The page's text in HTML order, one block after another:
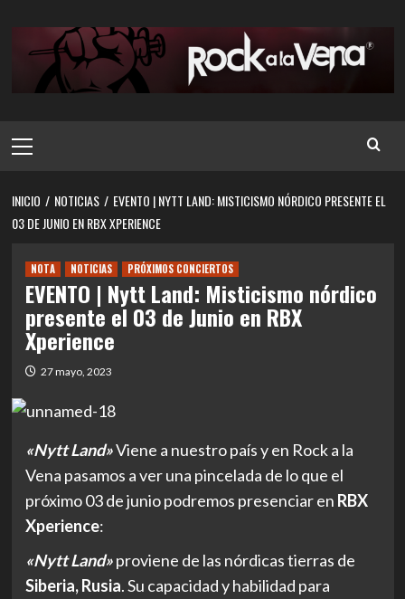
contenido
principal
INICIO NOTICIAS
EVENTO | NYTT LAND: MISTICISMO NÓRDICO PRESENTE EL
03 DE JUNIO EN RBX XPERIENCE
NOTA NOTICIAS PRÓXIMOS CONCIERTOS
EVENTO | Nytt Land: Misticismo nórdico
presente el 03 de Junio en RBX
Xperience
27 mayo, 2023
«Nytt Land»Viene a nuestro país y en Rock a la
Vena pasamos a ver una pincelada de lo que el
próximo 03 de junio podremos presenciar en RBX
Xperience:
«Nytt Land»proviene de las nórdicas tierras de
Siberia, Rusia. Su capacidad y habilidad para